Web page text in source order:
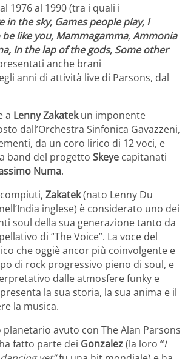
1976 al 1990 (tra i quali i
in the sky, Games people play, I
like you, Mammagamma,Ammonia
In the lap of the gods, Some other
anche brani
anni di attività live di Parsons, dal
a Lenny Zakatekun imponente
dall’Orchestra Sinfonica Gavazzeni,
da un coro lirico di 12 voci, e
band del progetto Skeye capitanati
Numa.
Zakatek(nato Lenny Du
inglese) è considerato uno dei
soul della sua generazione tanto da
di “The Voice”. La voce del
che oggiè ancor più coinvolgente e
di rock progressivo pieno di soul, e
dalle atmosfere funky e
la sua storia, la sua anima e il
la musica.
planetario avuto con The Alan Parsons
fatto parte dei Gonzalez(la loro “I